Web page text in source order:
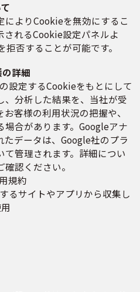
によりCookieを無効にするこ
されるCookie設定パネルよ
否することが可能です。
詳細
設定するCookieをもとにして
、分析した結果を、当社が受
客様の利用状況の把握や、
場合があります。Googleアナ
たデータは、Google社のプラ
管理されます。詳細につい
認ください。
規約
るサイトやアプリから収集し